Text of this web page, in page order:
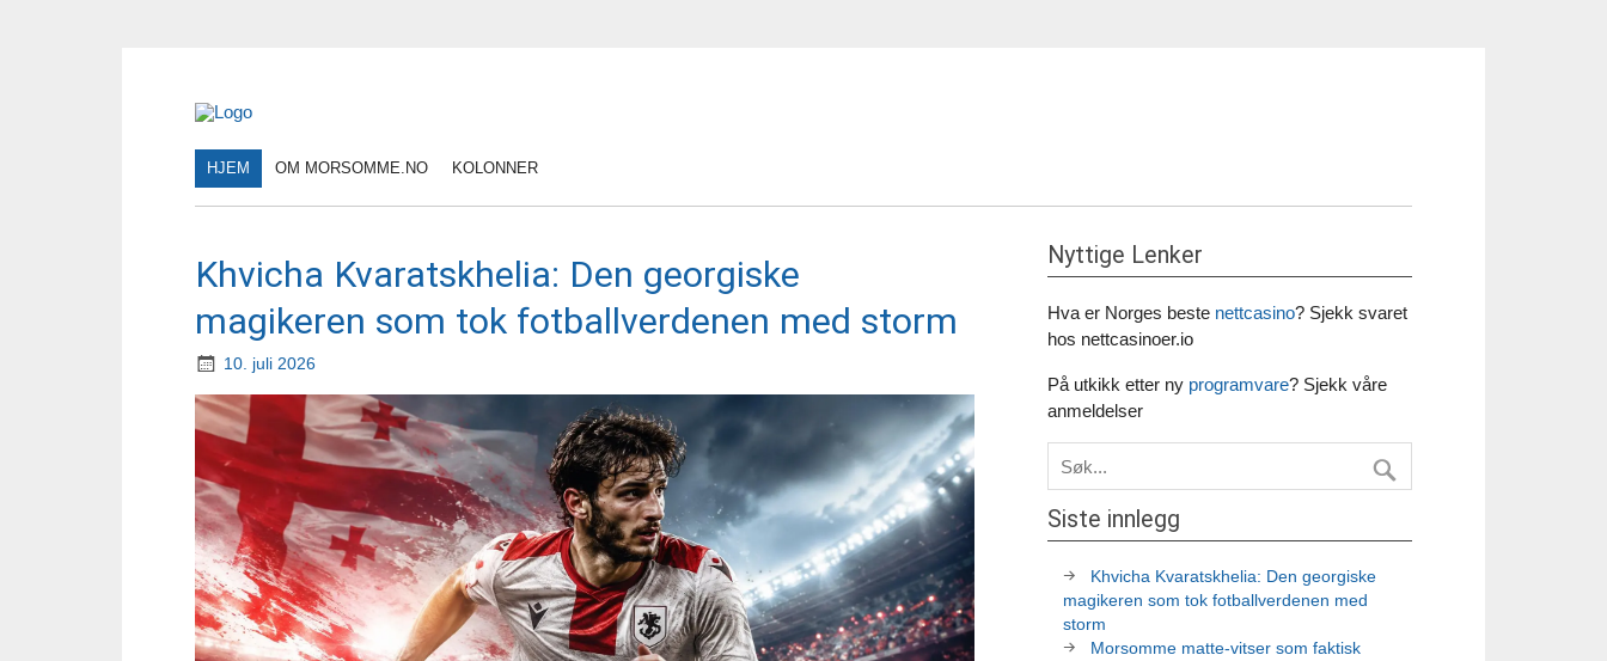
HJEM OM MORSOMME.NO KOLONNER
Khvicha Kvaratskhelia: Den georgiske
magikeren som tok fotballverdenen med storm
10. juli 2026
Nyttige Lenker
Hva er Norges beste nettcasino? Sjekk svaret
hos nettcasinoer.io
På utkikk etter ny programvare? Sjekk våre
anmeldelser
Siste innlegg
Khvicha Kvaratskhelia: Den georgiske
magikeren som tok fotballverdenen med
storm
Morsomme matte-vitser som faktisk